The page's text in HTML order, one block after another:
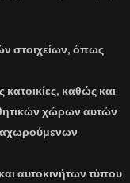
στοιχείων, όπως
καθώς και
χώρων αυτών
αυτοκινήτων τύπου